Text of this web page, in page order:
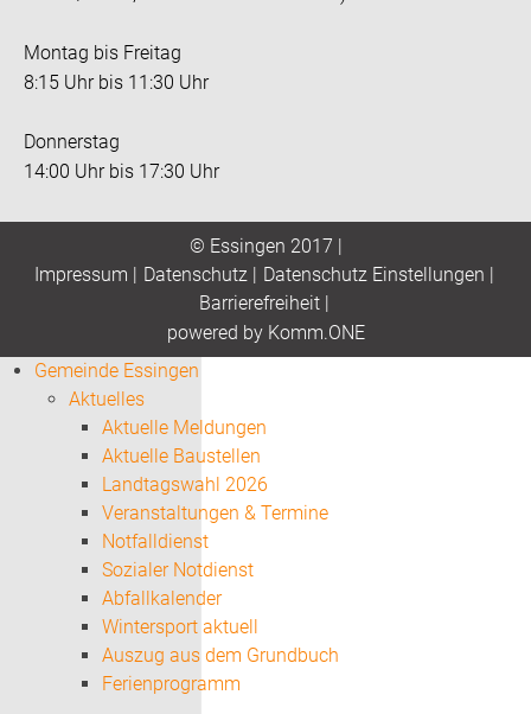
Montag bis Freitag
8:15 Uhr bis 11:30 Uhr
Donnerstag
14:00 Uhr bis 17:30 Uhr
© Essingen 2017 |
Impressum | Datenschutz| Datenschutz Einstellungen |
Barrierefreiheit|
powered by Komm.ONE
Gemeinde Essingen
Aktuelles
Aktuelle Meldungen
Aktuelle Baustellen
Landtagswahl 2026
Veranstaltungen & Termine
Notfalldienst
Sozialer Notdienst
Abfallkalender
Wintersport aktuell
Auszug aus dem Grundbuch
Ferienprogramm